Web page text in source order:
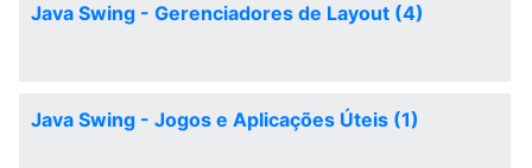
Java Swing - Gerenciadores de Layout (4)
Java Swing - Jogos e Aplicações Úteis (1)